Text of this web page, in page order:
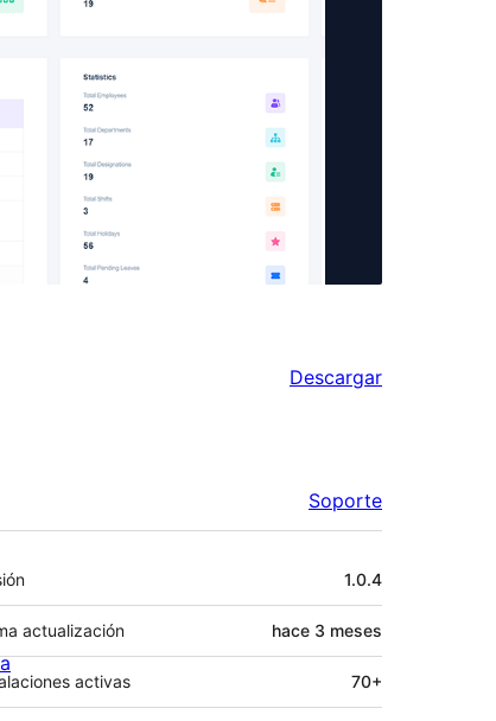
Descargar
Soporte
1.0.4
actualización hace 3 meses
activas 70+